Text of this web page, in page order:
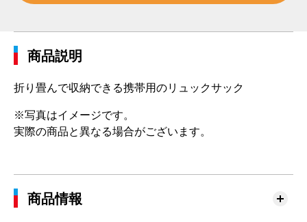
商品説明
折り畳んで収納できる携帯用のリュックサック
※写真はイメージです。
実際の商品と異なる場合がございます。
商品情報